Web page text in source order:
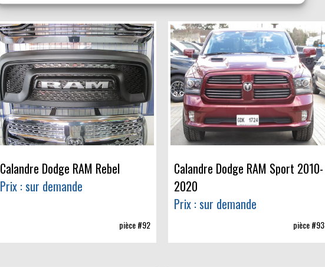
Calandre Dodge RAM Rebel
Prix : sur demande
pièce #92
Calandre Dodge RAM Sport 2010-
2020
Prix : sur demande
pièce #93